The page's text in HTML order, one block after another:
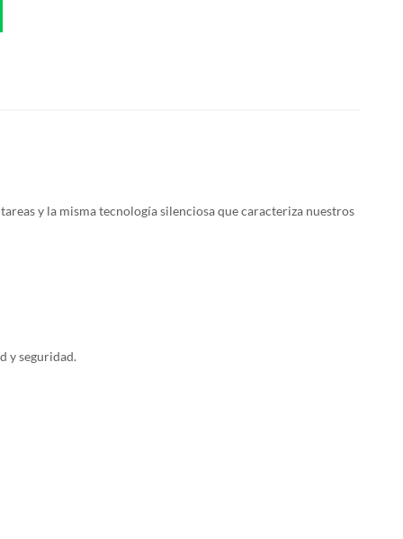
y la misma tecnología silenciosa que caracteriza nuestros
y seguridad.